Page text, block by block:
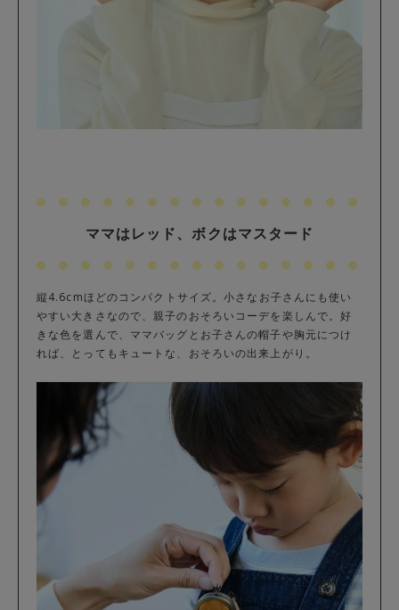
ママはレッド、ボクはマスタード
縦4.6cmほどのコンパクトサイズ。小さなお子さんにも使い
やすい大きさなので、親子のおそろいコーデを楽しんで。好
きな色を選んで、ママバッグとお子さんの帽子や胸元につけ
れば、とってもキュートな、おそろいの出来上がり。